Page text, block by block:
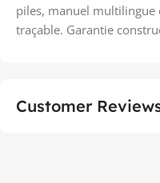
piles, manuel multilingue
traçable. Garantie
Customer